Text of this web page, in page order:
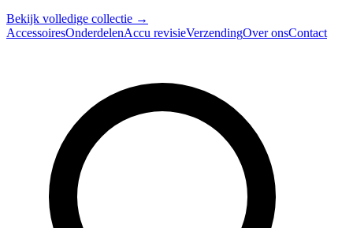
Bekijk volledige collectie →
AccessoiresOnderdelenAccu revisieVerzendingOver onsContact